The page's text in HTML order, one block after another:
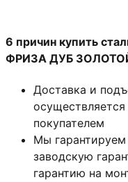
6 причин купить
ФРИЗА ДУБ
Доставка и
покупателем
Мы гарантируем
заводскую
гарантию на